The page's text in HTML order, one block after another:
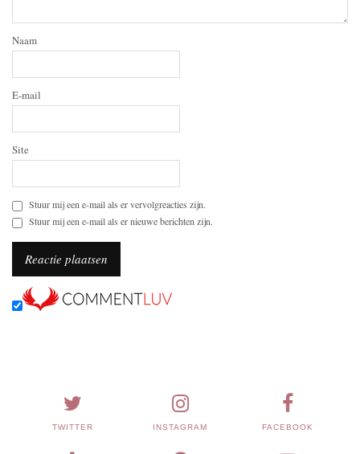
Naam
E-mail
Site
Stuur mij een e-mail als er vervolgreacties zijn.
Stuur mij een e-mail als er nieuwe berichten zijn.
TWITTER INSTAGRAM FACEBOOK